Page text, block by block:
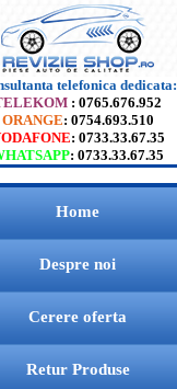
telefonica dedicata:
: 0765.676.952
ORANGE: 0754.693.510
: 0733.33.67.35
: 0733.33.67.35
Home
Despre noi
Cerere oferta
Retur Produse